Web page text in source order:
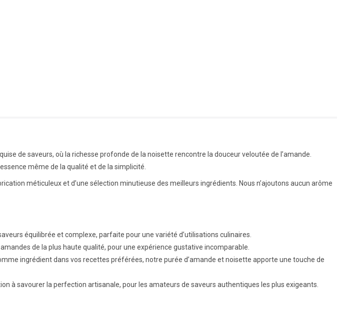
de saveurs, où la richesse profonde de la noisette rencontre la douceur veloutée de l’amande.
même de la qualité et de la simplicité.
méticuleux et d’une sélection minutieuse des meilleurs ingrédients. Nous n’ajoutons aucun arôme
équilibrée et complexe, parfaite pour une variété d’utilisations culinaires.
de la plus haute qualité, pour une expérience gustative incomparable.
ingrédient dans vos recettes préférées, notre purée d’amande et noisette apporte une touche de
à savourer la perfection artisanale, pour les amateurs de saveurs authentiques les plus exigeants.